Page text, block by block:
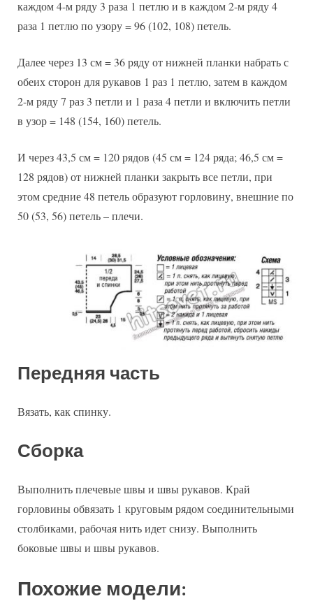
каждом 4-м ряду 3 раза 1 петлю и в каждом 2-м ряду 4
раза 1 петлю по узору = 96 (102, 108) петель.
Далее через 13 см = 36 ряду от нижней планки набрать с
обеих сторон для рукавов 1 раз 1 петлю, затем в каждом
2-м ряду 7 раз 3 петли и 1 раза 4 петли и включить петли
в узор = 148 (154, 160) петель.
И через 43,5 см = 120 рядов (45 см = 124 ряда; 46,5 см =
128 рядов) от нижней планки закрыть все петли, при
этом средние 48 петель образуют горловину, внешние по
50 (53, 56) петель – плечи.
Передняя часть
Вязать, как спинку.
Сборка
Выполнить плечевые швы и швы рукавов. Край
горловины обвязать 1 круговым рядом соединительными
столбиками, рабочая нить идет снизу. Выполнить
боковые швы и швы рукавов.
Похожие модели: